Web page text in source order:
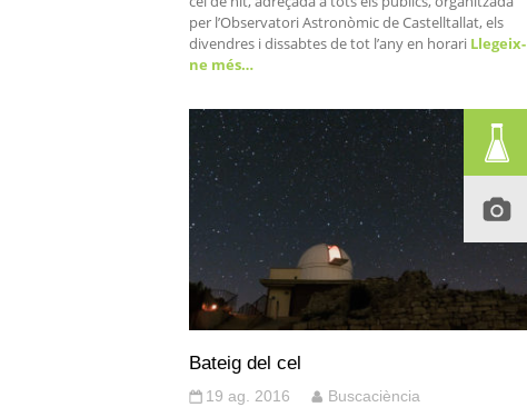
per l’Observatori Astronòmic de Castelltallat, els
divendres i dissabtes de tot l’any en horari Llegeix-
ne més…
Bateig del cel
19 ag. 2016 Buscaciència